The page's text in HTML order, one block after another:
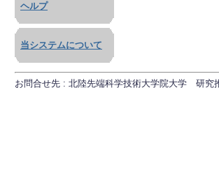
ヘルプ
当システムについて
お問合せ先 : 北陸先端科学技術大学院大学 研究